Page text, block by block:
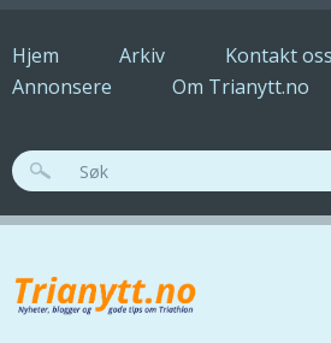
Hjem Arkiv
Kontakt oss
Annonsere
Om Trianytt.no
SØKESKJEMA